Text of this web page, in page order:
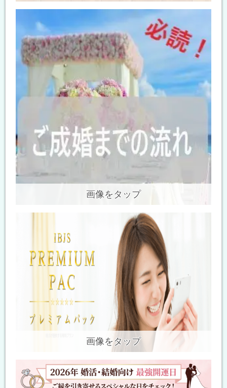
画像をタップ
画像をタップ